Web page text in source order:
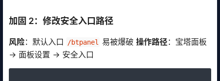
加固 2：修改安全入口路径
风险：默认入口 /btpanel 易被爆破 操作路径：宝塔面板
→ 面板设置 → 安全入口